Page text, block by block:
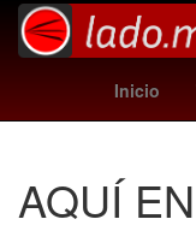
Inicio
AQUÍ